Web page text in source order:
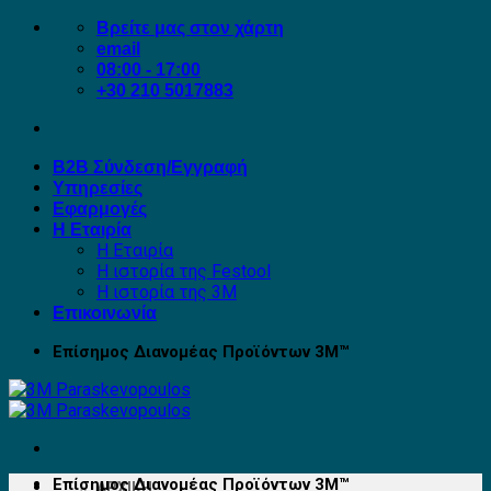
Μετάβαση
περιεχόμενο
Βρείτε μας στον χάρτη
email
08:00 - 17:00
+30 210 5017883
B2B Σύνδεση/Εγγραφή
Υπηρεσίες
Εφαρμογές
Η Εταιρία
Η Εταιρία
Η ιστορία της Festool
Η ιστορία της 3M
Επικοινωνία
Επίσημος Διανομέας Προϊόντων 3Μ™
Επίσημος Διανομέας Προϊόντων 3Μ™